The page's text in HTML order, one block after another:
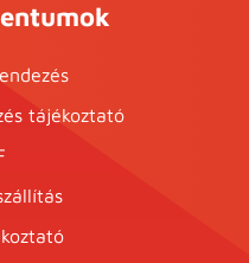
tájékoztató